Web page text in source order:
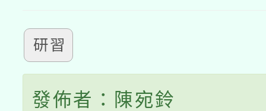
研習
發佈者：陳宛鈴